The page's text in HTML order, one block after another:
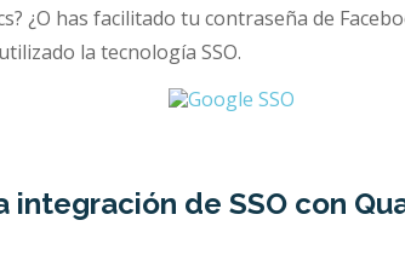
¿O has facilitado tu contraseña de
la tecnología SSO.
integración de SSO con